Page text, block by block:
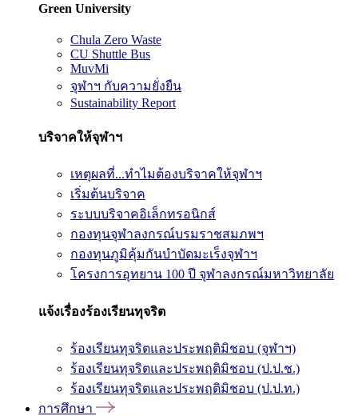
Green University
Chula Zero Waste
CU Shuttle Bus
MuvMi
จุฬาฯ กับความยั่งยืน
Sustainability Report
บริจาคให้จุฬาฯ
เหตุผลที่...ทำไมต้องบริจาคให้จุฬาฯ
เริ่มต้นบริจาค
ระบบบริจาคอิเล็กทรอนิกส์
กองทุนจุฬาลงกรณ์บรมราชสมภพฯ
กองทุนภูมิคุ้มกันบำบัดมะเร็งจุฬาฯ
โครงการอุทยาน 100 ปี จุฬาลงกรณ์มหาวิทยาลัย
แจ้งเรื่องร้องเรียนทุจริต
ร้องเรียนทุจริตและประพฤติมิชอบ (จุฬาฯ)
ร้องเรียนทุจริตและประพฤติมิชอบ (ป.ป.ช.)
ร้องเรียนทุจริตและประพฤติมิชอบ (ป.ป.ท.)
การศึกษา